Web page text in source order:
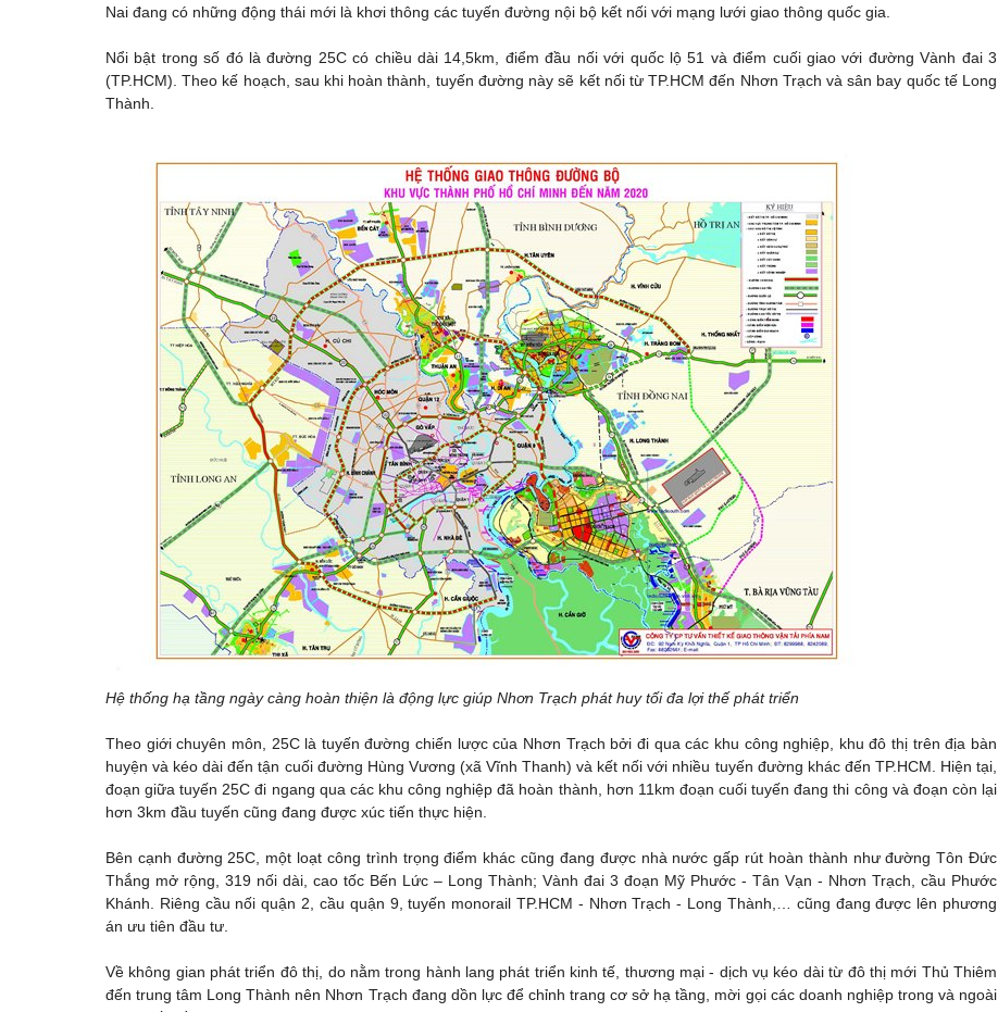
Nai đang có những động thái mới là khơi thông các tuyến đường nội bộ kết nối với mạng lưới giao thông quốc gia.
Nổi bật trong số đó là đường 25C có chiều dài 14,5km, điểm đầu nối với quốc lộ 51 và điểm cuối giao với đường Vành đai 3
(TP.HCM). Theo kế hoạch, sau khi hoàn thành, tuyến đường này sẽ kết nối từ TP.HCM đến Nhơn Trạch và sân bay quốc tế Long
Thành.
Hệ thống hạ tầng ngày càng hoàn thiện là động lực giúp Nhơn Trạch phát huy tối đa lợi thế phát triển
Theo giới chuyên môn, 25C là tuyến đường chiến lược của Nhơn Trạch bởi đi qua các khu công nghiệp, khu đô thị trên địa bàn
huyện và kéo dài đến tận cuối đường Hùng Vương (xã Vĩnh Thanh) và kết nối với nhiều tuyến đường khác đến TP.HCM. Hiện tại,
đoạn giữa tuyến 25C đi ngang qua các khu công nghiệp đã hoàn thành, hơn 11km đoạn cuối tuyến đang thi công và đoạn còn lại
hơn 3km đầu tuyến cũng đang được xúc tiến thực hiện.
Bên cạnh đường 25C, một loạt công trình trọng điểm khác cũng đang được nhà nước gấp rút hoàn thành như đường Tôn Đức
Thắng mở rộng, 319 nối dài, cao tốc Bến Lức – Long Thành; Vành đai 3 đoạn Mỹ Phước - Tân Vạn - Nhơn Trạch, cầu Phước
Khánh. Riêng cầu nối quận 2, cầu quận 9, tuyến monorail TP.HCM - Nhơn Trạch - Long Thành,… cũng đang được lên phương
án ưu tiên đầu tư.
Về không gian phát triển đô thị, do nằm trong hành lang phát triển kinh tế, thương mại - dịch vụ kéo dài từ đô thị mới Thủ Thiêm
đến trung tâm Long Thành nên Nhơn Trạch đang dồn lực để chỉnh trang cơ sở hạ tầng, mời gọi các doanh nghiệp trong và ngoài